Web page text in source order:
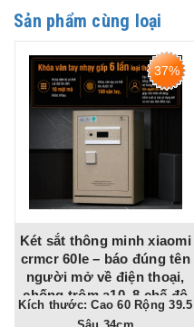
Sản phẩm cùng loại
35%
Két sắt thông minh xiaomi
crmcr 150le cỡ lớn 220kg
khóa vân tay báo đúng tên
người mở, 8 chế độ cảnh
báo về điện thoại